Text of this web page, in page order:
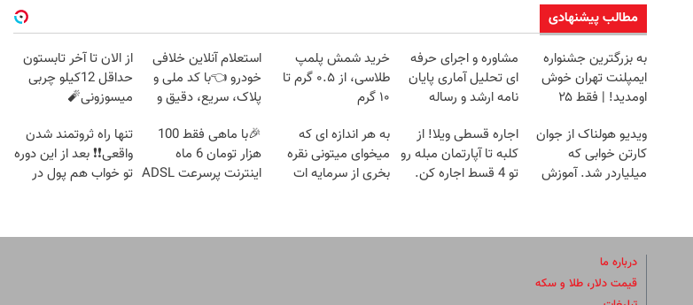
مطالب پیشنهادی
به بزرگترین جشنواره
ایمپلنت تهران خوش
اومدید! | فقط ۲۵
مشاوره و اجرای حرفه
ای تحلیل آماری پایان
نامه ارشد و رساله
خرید شمش پلمپ
طلاسی، از ۰.۵ گرم تا
۱۰ گرم
استعلام آنلاین خلافی
خودرو 👈با کد ملی و
پلاک، سریع، دقیق و
از الان تا آخر تابستون
حداقل 12کیلو چربی
میسوزونی🧨
ویدیو هولناک از جوان
کارتن خوابی که
میلیاردر شد. آموزش
اجاره‌ قسطی ویلا! از
کلبه تا آپارتمان مبله رو
تو 4 قسط اجاره کن.
به هر اندازه ای که
میخوای میتونی نقره
بخری از سرمایه ات
🎉با ماهی فقط 100
هزار تومان 6 ماه
اینترنت پرسرعت ADSL
تنها راه ثروتمند شدن
واقعی❗❗ بعد از این دوره
تو خواب هم پول در
درباره ما
قیمت دلار، طلا و سکه